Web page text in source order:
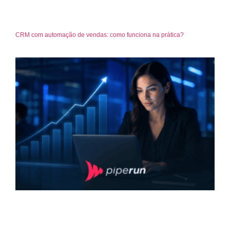
CRM com automação de vendas: como funciona na prática?